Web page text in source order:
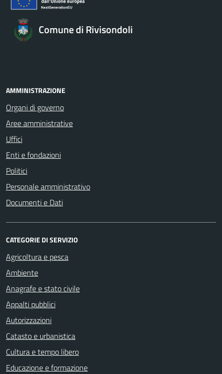
Comune di Rivisondoli
AMMINISTRAZIONE
Organi di governo
Aree amministrative
Uffici
Enti e fondazioni
Politici
Personale amministrativo
Documenti e Dati
CATEGORIE DI SERVIZIO
Agricoltura e pesca
Ambiente
Anagrafe e stato civile
Appalti pubblici
Autorizzazioni
Catasto e urbanistica
Cultura e tempo libero
Educazione e formazione